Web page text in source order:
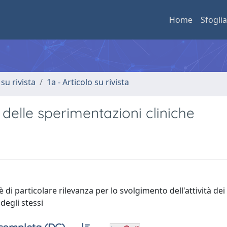
Home Sfoglia
rivista 1a - Articolo su rivista
sperimentazioni cliniche
particolare rilevanza per lo svolgimento dell'attività dei
stessi